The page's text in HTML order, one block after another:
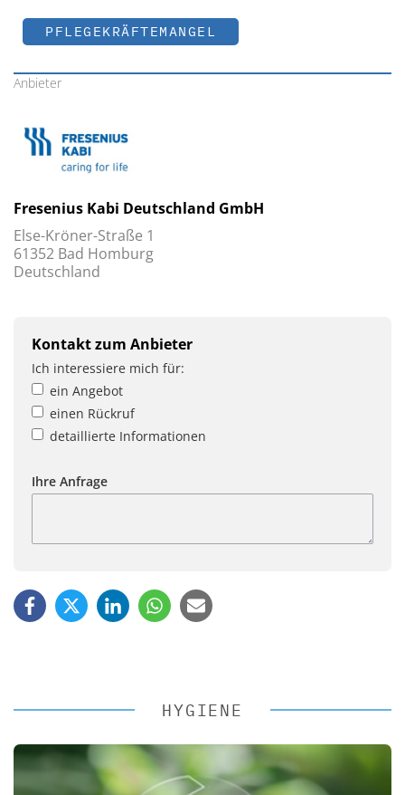
PFLEGEKRÄFTEMANGEL
Anbieter
Fresenius Kabi Deutschland GmbH
Else-Kröner-Straße 1
61352 Bad Homburg
Deutschland
Kontakt zum Anbieter
Ich interessiere mich für:
ein Angebot
einen Rückruf
detaillierte Informationen
Ihre Anfrage
HYGIENE